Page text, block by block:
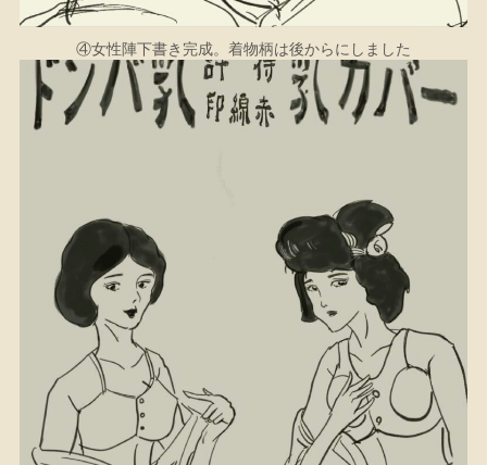
④女性陣下書き完成。着物柄は後からにしました